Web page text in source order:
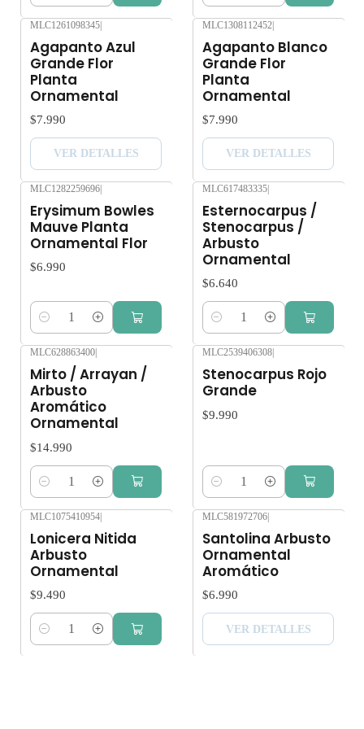
MLC1261098345|
Agapanto Azul
Grande Flor
Planta
Ornamental
$7.990
VER DETALLES
MLC1308112452|
Agapanto Blanco
Grande Flor
Planta
Ornamental
$7.990
VER DETALLES
MLC1282259696
Erysimum Bowles
Mauve Planta
Ornamental Flor
$6.990
Cantidad
MLC617483335
Esternocarpus /
Stenocarpus /
Arbusto
Ornamental
$6.640
Cantidad
MLC628863400
Mirto / Arrayan /
Arbusto
Aromático
Ornamental
$14.990
Cantidad
MLC2539406308
Stenocarpus Rojo
Grande
$9.990
Cantidad
MLC1075410954|
Lonicera Nitida
Arbusto
Ornamental
$9.490
Cantidad
MLC581972706|
Santolina Arbusto
Ornamental
Aromático
$6.990
VER DETALLES